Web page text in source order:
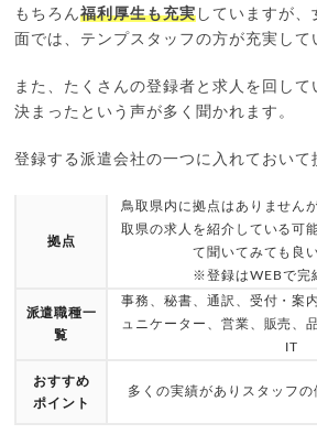
もちろん福利厚生も充実 していますが、
面では、テンプスタッフの方が充実して
また、たくさんの登録者と求人を回し
決まったという声が多く聞かれます。
登録する派遣会社の一つに入れておいて
拠点
鳥取県内に拠点はありません
取県の求人を紹介している可
て聞いてみても良
※登録はWEBで完
派遣職種一
覧
事務、秘書、通訳、受付・案
ュニケーター、営業、販売、
IT
おすすめ
ポイント
多くの実績がありスタッフ